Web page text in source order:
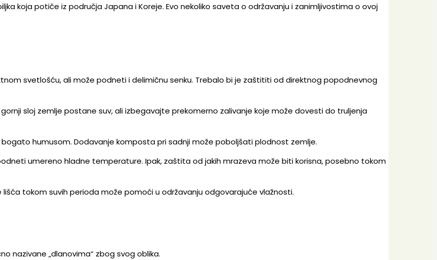
koja potiče iz područja Japana i Koreje. Evo nekoliko saveta o održavanju i zanimljivostima o ovoj
svetlošću, ali može podneti i delimičnu senku. Trebalo bi je zaštititi od direktnog popodnevnog
sloj zemlje postane suv, ali izbegavajte prekomerno zalivanje koje može dovesti do truljenja
humusom. Dodavanje komposta pri sadnji može poboljšati plodnost zemlje.
umereno hladne temperature. Ipak, zaštita od jakih mrazeva može biti korisna, posebno tokom
lišća tokom suvih perioda može pomoći u održavanju odgovarajuće vlažnosti.
nazivane „dlanovima“ zbog svog oblika.